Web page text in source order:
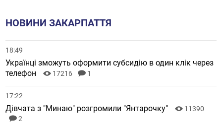
НОВИНИ ЗАКАРПАТТЯ
18:49
Українці зможуть оформити субсидію в один клік через
телефон
17216 1
17:22
Дівчата з "Минаю" розгромили "Янтарочку"
11390
2